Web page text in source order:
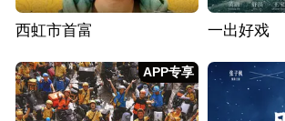
西虹市首富 一出好戏
APP专享